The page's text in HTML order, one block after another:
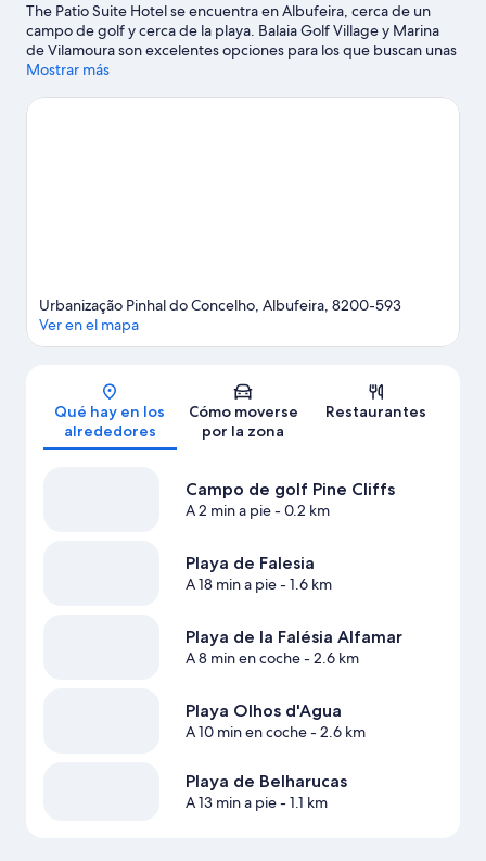
The Patio Suite Hotel se encuentra en Albufeira, cerca de un
campo de golf y cerca de la playa. Balaia Golf Village y Marina
de Vilamoura son excelentes opciones para los que buscan unas
vacaciones activas, pero si prefieres sumergirte en la naturaleza,
¿Viajas con niños? Pues llévalos a Centro de tenis de Vilamoura y,
Mostrar más
Mapa
Urbanização Pinhal do Concelho, Albufeira, 8200-593
Ver en el mapa
Qué hay en los
alrededores
Cómo moverse
por la zona
Restaurantes
Campo de golf Pine Cliffs
A 2 min a pie- 0.2 km
Playa de Falesia
A 18 min a pie- 1.6 km
Playa de la Falésia Alfamar
A 8 min en coche- 2.6 km
Playa Olhos d'Agua
A 10 min en coche- 2.6 km
Playa de Belharucas
A 13 min a pie- 1.1 km